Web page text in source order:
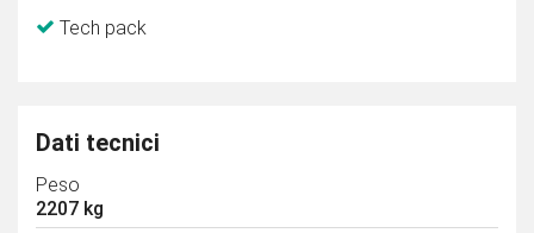
Tech pack
Dati tecnici
Peso
2207 kg